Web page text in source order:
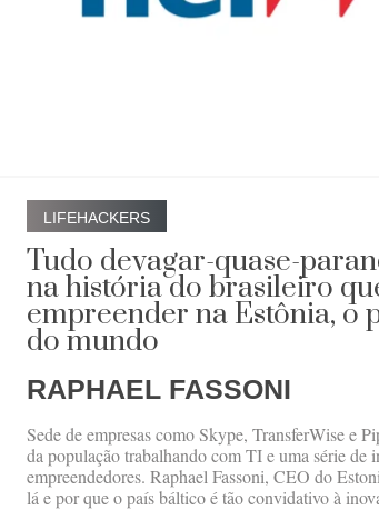
LIFEHACKERS
Tudo devagar-quase-
na história do brasileiro
empreender na Estônia, o
do mundo
RAPHAEL FASSONI
Sede de empresas como Skype, TransferWise e
da população trabalhando com TI e uma série de
empreendedores. Raphael Fassoni, CEO do
lá e por que o país báltico é tão convidativo à